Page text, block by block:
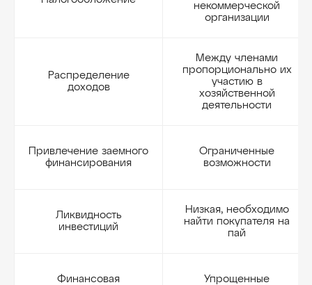
некоммерческой
организации
Распределение
доходов
Между членами
пропорционально их
участию в
хозяйственной
деятельности
Привлечение заемного
финансирования
Ограниченные
возможности
Ликвидность
инвестиций
Низкая, необходимо
найти покупателя на
пай
Финансовая
Упрощенные